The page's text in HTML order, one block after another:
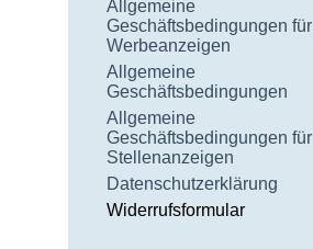
Allgemeine
Geschäftsbedingungen für
Werbeanzeigen
Allgemeine
Geschäftsbedingungen
Allgemeine
Geschäftsbedingungen für
Stellenanzeigen
Datenschutzerklärung
Widerrufsformular